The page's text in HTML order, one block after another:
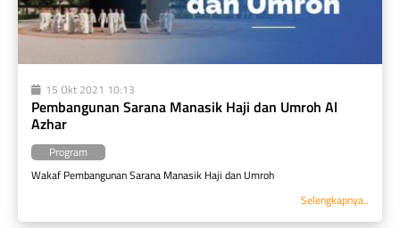
15 Okt 2021 10:13
Pembangunan Sarana Manasik Haji dan Umroh Al
Azhar
Program
Wakaf Pembangunan Sarana Manasik Haji dan Umroh
Selengkapnya..